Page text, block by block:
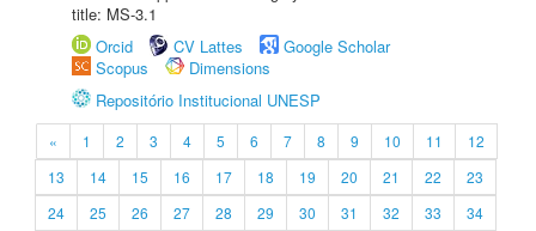
title: MS-3.1
Orcid
CV Lattes
Google Scholar
Scopus
Dimensions
Repositório Institucional UNESP
« 1 2 3 4 5 6 7 8 9 10 11
12
13
14 15 16 17 18 19 20 21 22
23
24
25 26 27 28 29 30 31 32 33
34